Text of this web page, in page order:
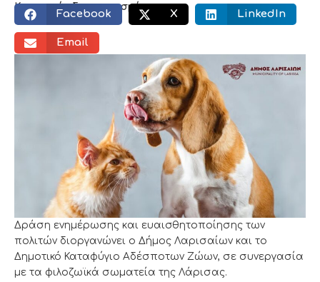
Κοινωνικός διαμοιρασμός:
Facebook X LinkedIn
Email
Δράση ενημέρωσης και ευαισθητοποίησης των
πολιτών διοργανώνει ο Δήμος Λαρισαίων και το
Δημοτικό Καταφύγιο Αδέσποτων Ζώων, σε συνεργασία
με τα φιλοζωϊκά σωματεία της Λάρισας.